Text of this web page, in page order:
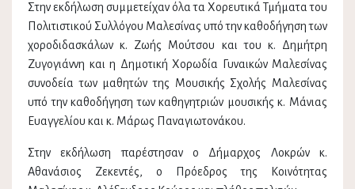
Στην εκδήλωση συμμετείχαν όλα τα Χορευτικά Τμήματα του
Πολιτιστικού Συλλόγου Μαλεσίνας υπό την καθοδήγηση των
χοροδιδασκάλων κ. Ζωής Μούτσου και του κ. Δημήτρη
Ζυγογιάννη και η Δημοτική Χορωδία Γυναικών Μαλεσίνας
συνοδεία των μαθητών της Μουσικής Σχολής Μαλεσίνας
υπό την καθοδήγηση των καθηγητριών μουσικής κ. Μάνιας
Ευαγγελίου και κ. Μάρως Παναγιωτονάκου.
Στην εκδήλωση παρέστησαν ο Δήμαρχος Λοκρών κ.
Αθανάσιος Ζεκεντές, ο Πρόεδρος της Κοινότητας